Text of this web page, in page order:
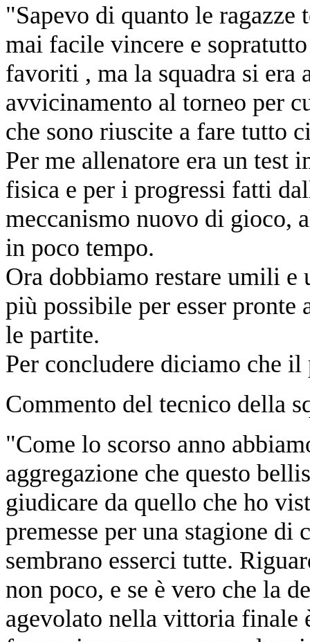
"Sapevo di quanto le ragazze
mai facile vincere e
favoriti , ma la squadra si era
avvicinamento al torneo per
che sono riuscite a fare tutto
Per me allenatore era un test
fisica e per i progressi fatti
meccanismo nuovo di gioco,
in poco tempo.
Ora dobbiamo restare umili
più possibile per esser
le partite.
Per concludere diciamo che
Commento del tecnico della
"Come lo scorso anno
aggregazione che questo
giudicare da quello che ho
premesse per una stagione
sembrano esserci tutte.
non poco, e se è vero che la
agevolato nella vittoria finale